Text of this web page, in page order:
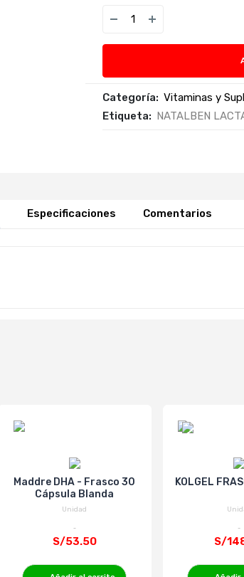
Categoría: Vitaminas y
Etiqueta: NATALBEN
Especificaciones Comentarios
Maddre DHA - Frasco 30
Cápsula Blanda
Unidad
S/53.50
KOLGEL
S/